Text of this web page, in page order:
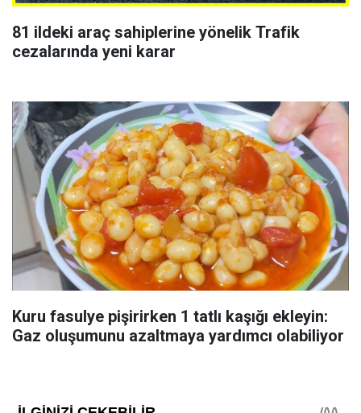
81 ildeki araç sahiplerine yönelik Trafik
cezalarında yeni karar
Kuru fasulye pişirirken 1 tatlı kaşığı ekleyin:
Gaz oluşumunu azaltmaya yardımcı olabiliyor